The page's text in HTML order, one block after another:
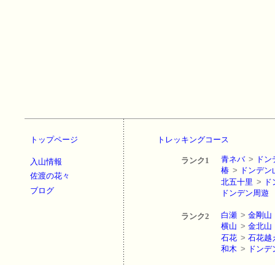
トップページ
入山情報
佐渡の花々
ブログ
トレッキングコース
ランク1 青ネバ > ド
椿 > ドンデン
北五十里 >
ドンデン周遊
ランク2 白瀬 > 金剛山
横山 > 金北山
石花 > 石花越
和木 > ドンデ